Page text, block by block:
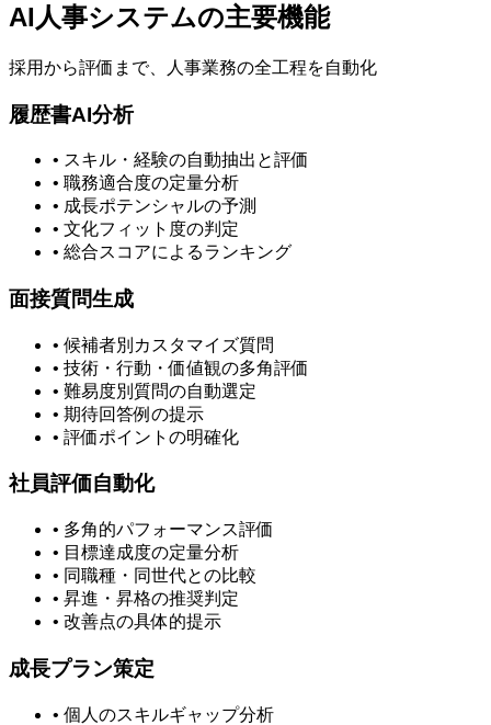
AI人事システムの主要機能
採用から評価まで、人事業務の全工程を自動化
履歴書AI分析
• スキル・経験の自動抽出と評価
• 職務適合度の定量分析
• 成長ポテンシャルの予測
• 文化フィット度の判定
• 総合スコアによるランキング
面接質問生成
• 候補者別カスタマイズ質問
• 技術・行動・価値観の多角評価
• 難易度別質問の自動選定
• 期待回答例の提示
• 評価ポイントの明確化
社員評価自動化
• 多角的パフォーマンス評価
• 目標達成度の定量分析
• 同職種・同世代との比較
• 昇進・昇格の推奨判定
• 改善点の具体的提示
成長プラン策定
• 個人のスキルギャップ分析